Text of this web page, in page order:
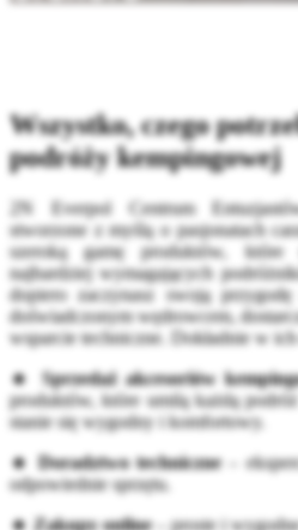
Wszystko, czego
podróży kempingowej
2N Everpol Centrum
stworzone z myślą o pasjonatach
szeroką gamę produktów, które
najbardziej wymagających
dopiero zaczynasz swoją
doświadczonym wędrowcem,
wsparcie techniczne. Dokładnie w
🔹 Sprzedaż akcesoriów
produktów, które umilą każdą
stanie się wygodny i komfortowy.
🔹 Doradztwo techniczne–
odpowiednie sprzętu.
🔹 Zakupy online– proste i